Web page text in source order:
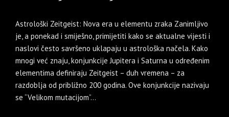
Astrološki Zeitgeist: Nova era u elementu zraka Zanimljivo
je, a ponekad i smiješno, primijetiti kako se aktualne vijesti i
naslovi često savršeno uklapaju u astrološka načela. Kako
mnogi već znaju, konjunkcije Jupitera i Saturna u određenim
elementima definiraju Zeitgeist – duh vremena – za
razdoblja od približno 200 godina. Ove konjunkcije nazivaju
se “Velikom mutacijom”...